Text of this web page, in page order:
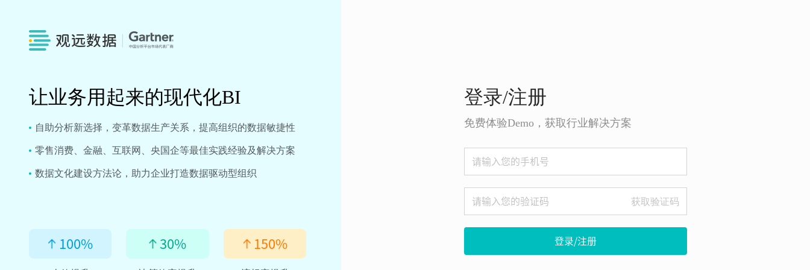
让业务用起来的现代化BI
自助分析新选择，变革数据生产关系，提高组织的数据敏捷性
零售消费、金融、互联网、央国企等最佳实践经验及解决方案
数据文化建设方法论，助力企业打造数据驱动型组织
100% 30% 150%
登录/注册
免费体验Demo，获取行业解决方案
获取验证码
登录/注册